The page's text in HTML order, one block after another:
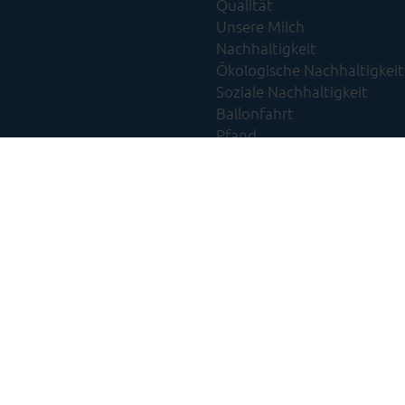
Qualität
Unsere Milch
Nachhaltigkeit
Ökologische Nachhaltigkeit​
Soziale Nachhaltigkeit​
Ballonfahrt
Pfand